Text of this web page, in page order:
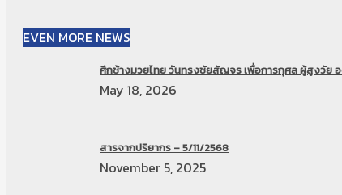
EVEN MORE NEWS
ศึกช้างมวยไทย วันทรงชัยสัญจร เพื่อการกุศล ผู้สูงวัย
May 18, 2026
สารจากปริยากร – 5/11/2568
November 5, 2025